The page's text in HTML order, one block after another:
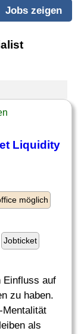
Liquidity
möglich
Jobticket
Einfluss auf
zu haben.
Mentalität
als